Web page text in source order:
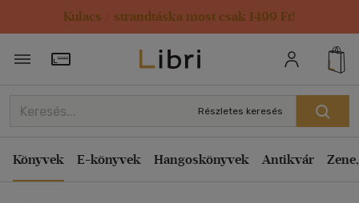
Kulacs / strandtáska most csak 1499 Ft!
Törzsvásárlói Kártya adatai
Részletes keresés
Könyvek E-könyvek Hangoskönyvek Antikvár